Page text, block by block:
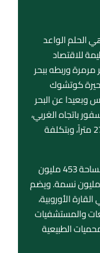
الحلم الواعد
للاقتصاد
مرمرة وربطه ببحر
كوتشوك
وبعيدا عن البحر
البوسفور باتجاه الغربي،
بطول 45 كم، وعمق 21 متراً، وعرضه 275 متراً، وبتكلفة
سيكون له ستة جسور ومدينة جديدة. بمساحة 453 مليون
متر مربع، بها مناطق سكنية تتسع لـ 7.5 مليون نسمة. ويضم
الأوروبية،
والمستشفيات
الطبيعية